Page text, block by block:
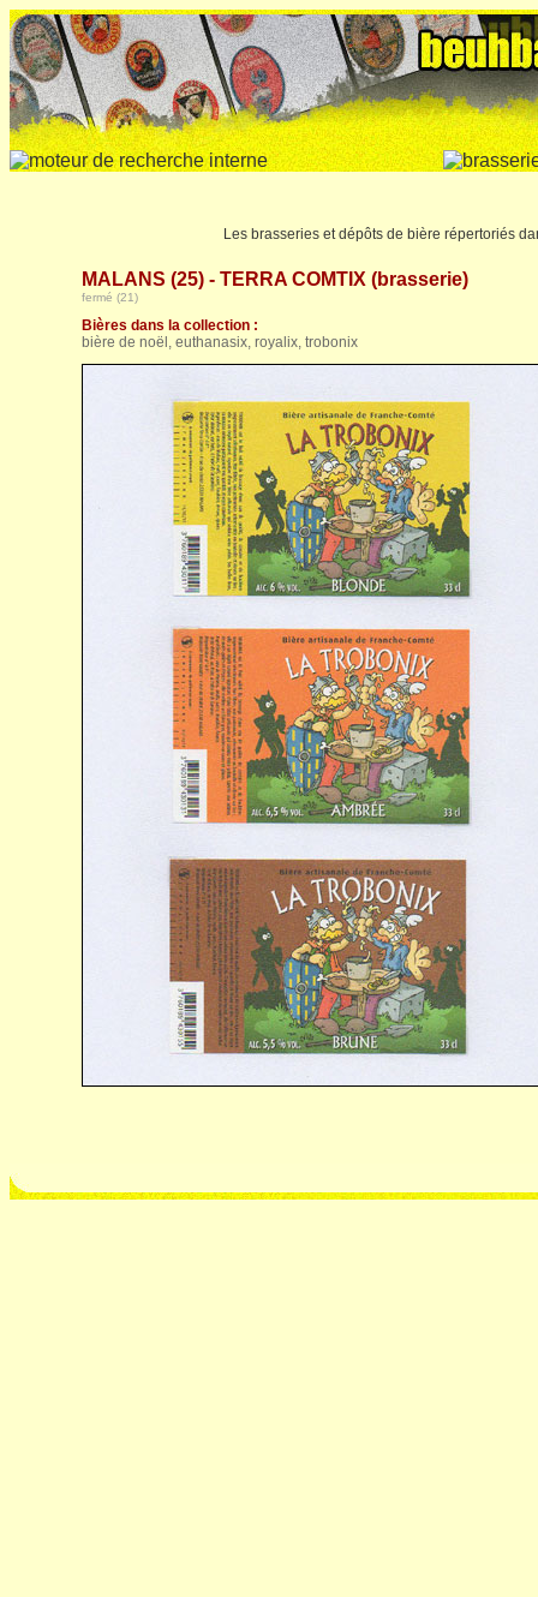
Les brasseries et dépôts de bière répertoriés
MALANS (25) - TERRA COMTIX (brasserie)
fermé (21)
Bières dans la collection :
bière de noël, euthanasix, royalix, trobonix